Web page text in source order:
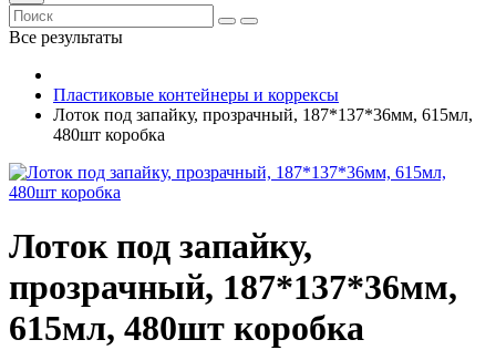
Все результаты
Пластиковые контейнеры и коррексы
Лоток под запайку, прозрачный, 187*137*36мм, 615мл,
480шт коробка
Лоток под запайку,
прозрачный, 187*137*36мм,
615мл, 480шт коробка